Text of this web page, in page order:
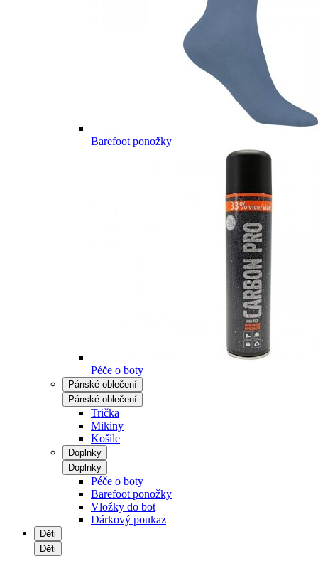
Barefoot ponožky
Péče o boty
Pánské oblečení
Pánské oblečení
Trička
Mikiny
Košile
Doplnky
Doplnky
Péče o boty
Barefoot ponožky
Vložky do bot
Dárkový poukaz
Děti
Děti